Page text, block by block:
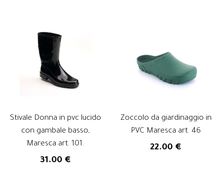
Stivale Donna in pvc lucido
con gambale basso,
Maresca art. 101.
31.00 €
Zoccolo da giardinaggio in
PVC Maresca art. 46
22.00 €